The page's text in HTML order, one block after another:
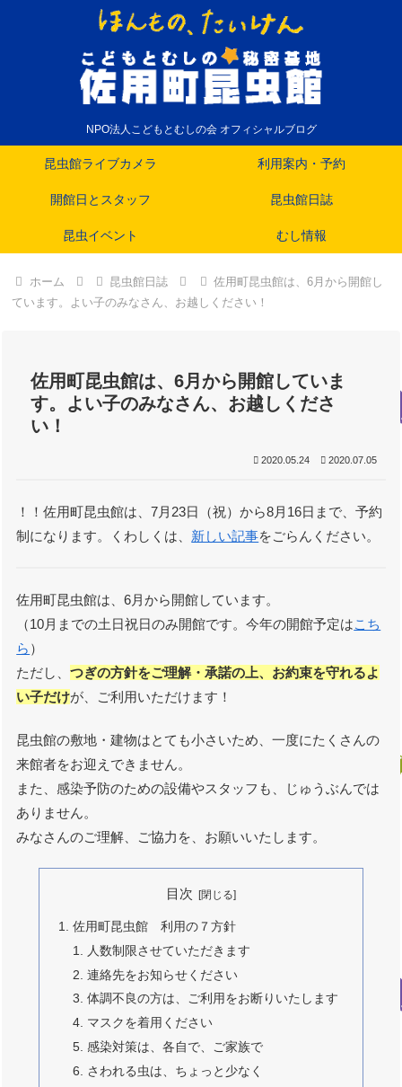
NPO法人こどもとむしの会 オフィシャルブログ
昆虫館ライブカメラ 利用案内・予約
開館日とスタッフ 昆虫館日誌
昆虫イベント むし情報
ホーム 昆虫館日誌
佐用町昆虫館は、6月から開館し
ています。よい子のみなさん、お越しください！
佐用町昆虫館は、6月から開館していま
す。よい子のみなさん、お越しくださ
い！
2020.05.24 2020.07.05
！！佐用町昆虫館は、7月23日（祝）から8月16日まで、予約
制になります。くわしくは、 新しい記事をごらんください。
佐用町昆虫館は、6月から開館しています。
（10月までの土日祝日のみ開館です。今年の開館予定はこち
ら ）
ただし、つぎの方針をご理解・承諾の上、お約束を守れるよ
い子だけが、ご利用いただけます！
昆虫館の敷地・建物はとても小さいため、一度にたくさんの
来館者をお迎えできません。
また、感染予防のための設備やスタッフも、じゅうぶんでは
ありません。
みなさんのご理解、ご協力を、お願いいたします。
目次
佐用町昆虫館 利用の７方針
人数制限させていただきます
連絡先をお知らせください
体調不良の方は、ご利用をお断りいたします
マスクを着用ください
感染対策は、各自で、ご家族で
さわれる虫は、ちょっと少なく